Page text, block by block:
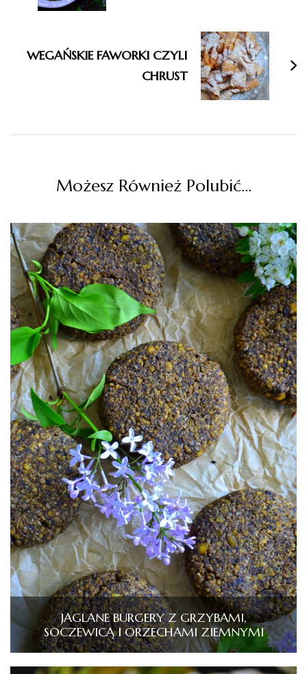
WEGAŃSKIE FAWORKI CZYLI
CHRUST
Możesz Również Polubić…
JAGLANE BURGERY Z GRZYBAMI,
SOCZEWICĄ I ORZECHAMI ZIEMNYMI